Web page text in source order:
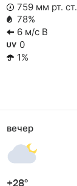
759 мм рт. ст.
78%
6 м/с В
0
1%
вечер
+28°